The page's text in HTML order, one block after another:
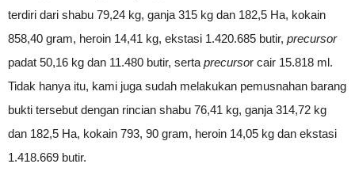
terdiri dari shabu 79,24 kg, ganja 315 kg dan 182,5 Ha, kokain
858,40 gram, heroin 14,41 kg, ekstasi 1.420.685 butir, precursor
padat 50,16 kg dan 11.480 butir, serta precursor cair 15.818 ml.
Tidak hanya itu, kami juga sudah melakukan pemusnahan barang
bukti tersebut dengan rincian shabu 76,41 kg, ganja 314,72 kg
dan 182,5 Ha, kokain 793, 90 gram, heroin 14,05 kg dan ekstasi
1.418.669 butir.